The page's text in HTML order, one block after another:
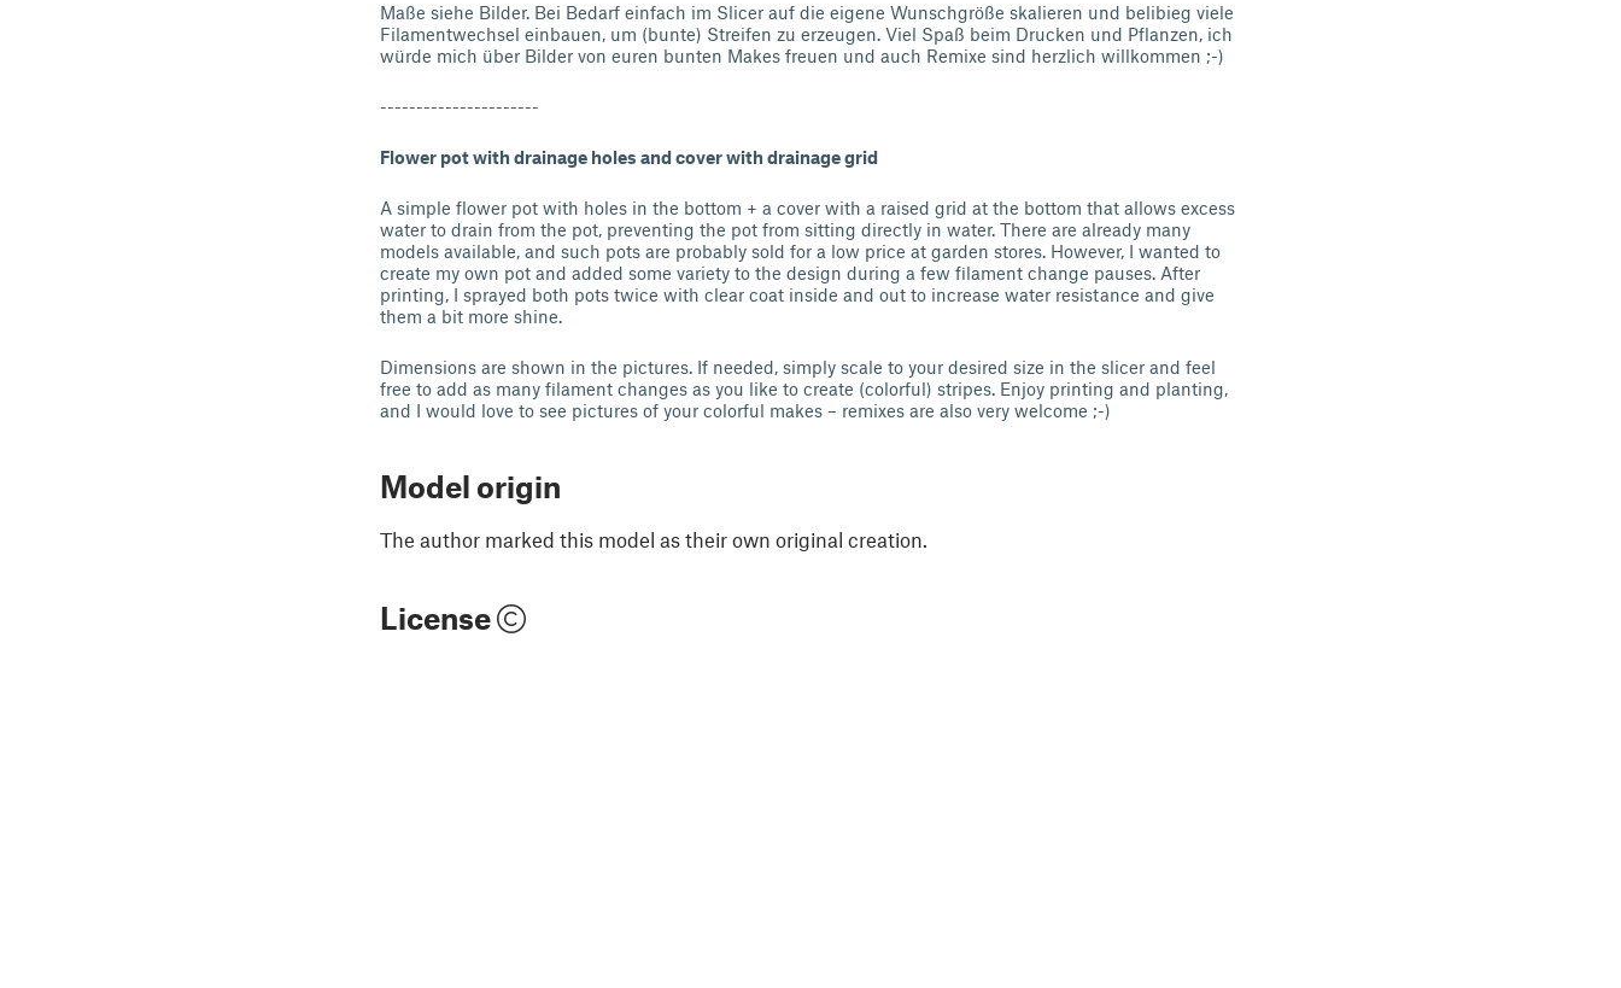
Maße siehe Bilder. Bei Bedarf einfach im Slicer auf die eigene Wunschgröße skalieren und belibieg viele
Filamentwechsel einbauen, um (bunte) Streifen zu erzeugen. Viel Spaß beim Drucken und Pflanzen, ich
würde mich über Bilder von euren bunten Makes freuen und auch Remixe sind herzlich willkommen ;-)
----------------------
Flower pot with drainage holes and cover with drainage grid
A simple flower pot with holes in the bottom + a cover with a raised grid at the bottom that allows excess
water to drain from the pot, preventing the pot from sitting directly in water. There are already many
models available, and such pots are probably sold for a low price at garden stores. However, I wanted to
create my own pot and added some variety to the design during a few filament change pauses. After
printing, I sprayed both pots twice with clear coat inside and out to increase water resistance and give
them a bit more shine.
Dimensions are shown in the pictures. If needed, simply scale to your desired size in the slicer and feel
free to add as many filament changes as you like to create (colorful) stripes. Enjoy printing and planting,
and I would love to see pictures of your colorful makes – remixes are also very welcome ;-)
Model origin
The author marked this model as their own original creation.
License